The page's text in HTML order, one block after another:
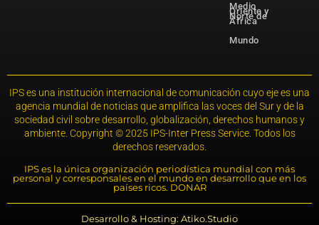
Medio
Oriente y
Norte de
África
Mundo
IPS es una institución internacional de comunicación cuyo eje es una
agencia mundial de noticias que amplifica las voces del Sur y de la
sociedad civil sobre desarrollo, globalización, derechos humanos y
ambiente. Copyright © 2025 IPS-Inter Press Service. Todos los
derechos reservados.
IPS es la única organización periodística mundial con más
personal y corresponsales en el mundo en desarrollo que en los
países ricos. DONAR
Desarrollo & Hosting: Atiko.Studio